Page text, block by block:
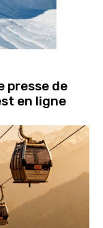
presse de
en ligne